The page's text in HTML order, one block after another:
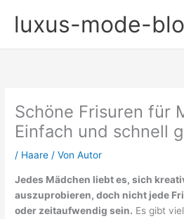
Inhaltluxus-mode-
Schöne Frisuren für
Einfach und schnell
/ Haare / VonAutor
Jedes Mädchen liebt es, sich
auszuprobieren, doch nicht jede
oder zeitaufwendig sein. Es gibt